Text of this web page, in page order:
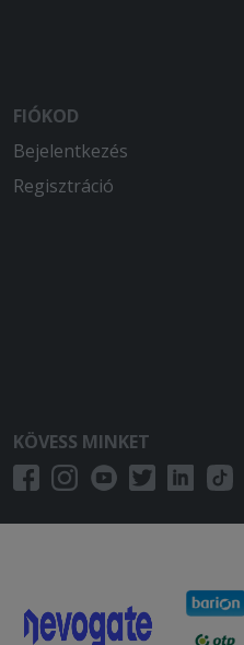
FIÓKOD
Bejelentkezés
Regisztráció
KÖVESS MINKET